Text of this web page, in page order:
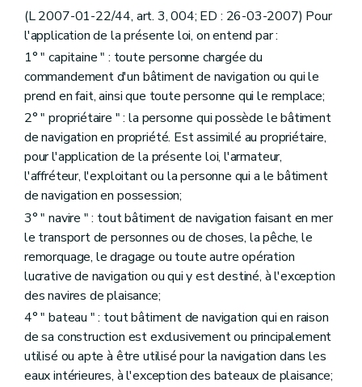
(L 2007-01-22/44, art. 3, 004; ED : 26-03-2007) Pour
l'application de la présente loi, on entend par :
1° " capitaine " : toute personne chargée du
commandement d'un bâtiment de navigation ou qui le
prend en fait, ainsi que toute personne qui le remplace;
2° " propriétaire " : la personne qui possède le bâtiment
de navigation en propriété. Est assimilé au propriétaire,
pour l'application de la présente loi, l'armateur,
l'affréteur, l'exploitant ou la personne qui a le bâtiment
de navigation en possession;
3° " navire " : tout bâtiment de navigation faisant en mer
le transport de personnes ou de choses, la pêche, le
remorquage, le dragage ou toute autre opération
lucrative de navigation ou qui y est destiné, à l'exception
des navires de plaisance;
4° " bateau " : tout bâtiment de navigation qui en raison
de sa construction est exclusivement ou principalement
utilisé ou apte à être utilisé pour la navigation dans les
eaux intérieures, à l'exception des bateaux de plaisance;